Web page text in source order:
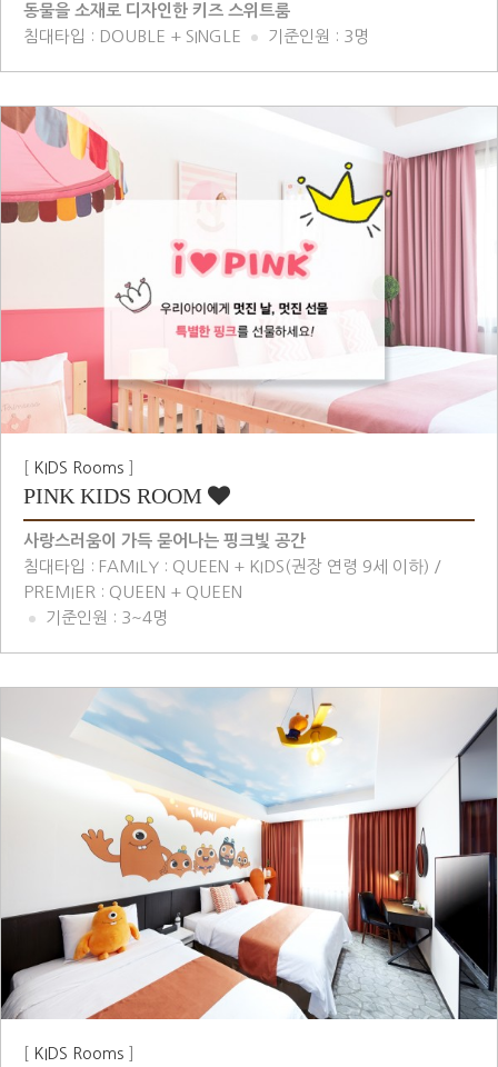
동물을 소재로 디자인한 키즈 스위트룸
침대타입 : DOUBLE + SINGLE
기준인원 : 3명
KIDS Rooms
PINK KIDS ROOM
사랑스러움이 가득 묻어나는 핑크빛 공간
침대타입 : FAMILY : QUEEN + KIDS(권장 연령 9세 이하) /
PREMIER : QUEEN + QUEEN
기준인원 : 3~4명
KIDS Rooms